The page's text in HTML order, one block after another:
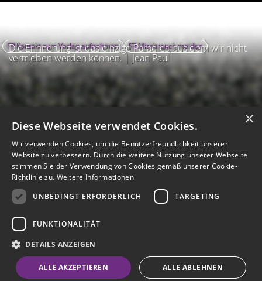
Die Erinnerung ist das einzige Paradies, aus dem wir nicht
vertrieben werden können. | Jean Paul
Kontakt zum Verlag aufnehmen Missbrauch melden
Barrierefreiheit
Barriere melden
c
e
m
K
n
Kontrastmodus aktivieren
Hilfe
eigenes Gedenkportal erstellen
Vertrag widerrufen
×
Diese Webseite verwendet Cookies.
Wir verwenden Cookies, um die Benutzerfreundlichkeit unserer
Website zu verbessern. Durch die weitere Nutzung unserer Webseite
stimmen Sie der Verwendung von Cookies gemäß unserer Cookie-
Richtlinie zu. Weitere Informationen
UNBEDINGT ERFORDERLICH
TARGETING
FUNKTIONALITÄT
DETAILS ANZEIGEN
ALLE AKZEPTIEREN ALLE ABLEHNEN